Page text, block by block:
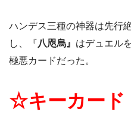
ハンデス三種の神器は先行
し、『八咫烏』 はデュエル
極悪カードだった。
☆キーカード